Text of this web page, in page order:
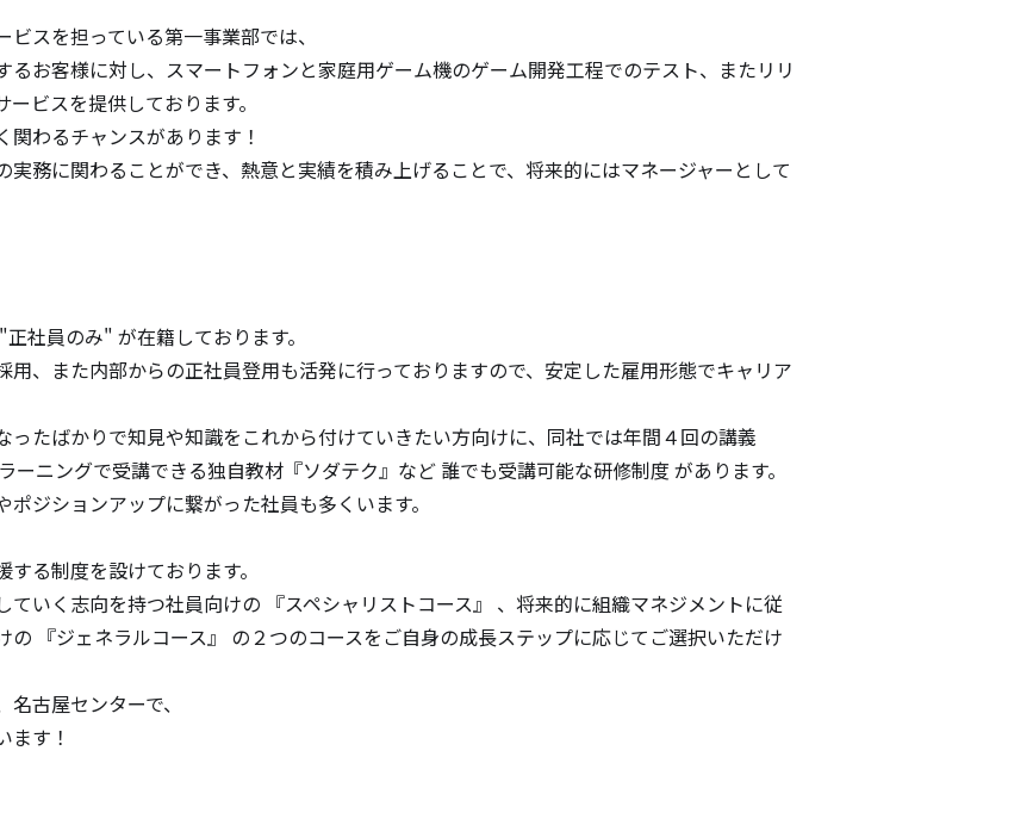
スを担っている第一事業部では、
お客様に対し、スマートフォンと家庭用ゲーム機のゲーム開発工程でのテスト、またリリ
ビスを提供しております。
わるチャンスがあります！
実務に関わることができ、熱意と実績を積み上げることで、将来的にはマネージャーとして
社員のみ" が在籍しております。
、また内部からの正社員登用も活発に行っておりますので、安定した雇用形態でキャリア
ったばかりで知見や知識をこれから付けていきたい方向けに、同社では年間４回の講義
ーニングで受講できる独自教材『ソダテク』など 誰でも受講可能な研修制度 があります。
ジションアップに繋がった社員も多くいます。
る制度を設けております。
いく志向を持つ社員向けの 『スペシャリストコース』 、将来的に組織マネジメントに従
『ジェネラルコース』 の２つのコースをご自身の成長ステップに応じてご選択いただけ
古屋センターで、
ます！